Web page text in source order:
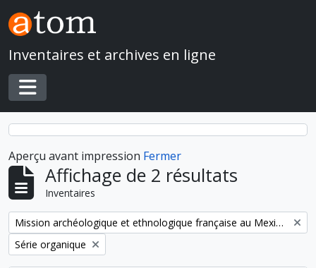
Skip to main content
Inventaires et archives en ligne
Toggle navigation
Aperçu avant impression Fermer
Affichage de 2 résultats
Inventaires
Remove filter:
Mission archéologique et ethnologique française au Mexique
Remove filter:
Série organique